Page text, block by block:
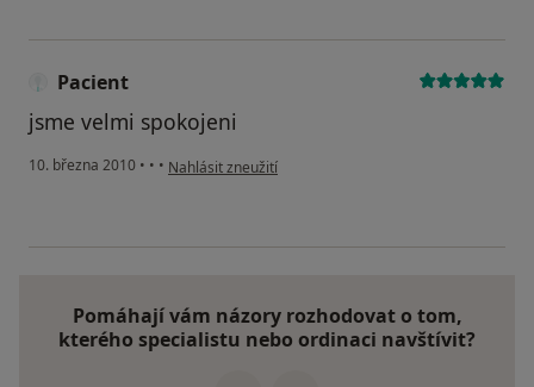
Pacient
jsme velmi spokojeni
10. března 2010 • • • podle názoru uživatele Pacient
Nahlásit zneužití
Pomáhají vám názory rozhodovat o tom,
kterého specialistu nebo ordinaci navštívit?